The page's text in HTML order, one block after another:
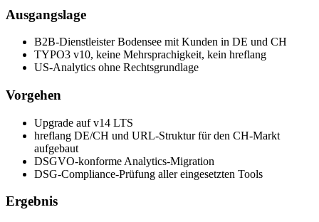
Ausgangslage
B2B-Dienstleister Bodensee mit Kunden in DE und CH
TYPO3 v10, keine Mehrsprachigkeit, kein hreflang
US-Analytics ohne Rechtsgrundlage
Vorgehen
Upgrade auf v14 LTS
hreflang DE/CH und URL-Struktur für den CH-Markt
aufgebaut
DSGVO-konforme Analytics-Migration
DSG-Compliance-Prüfung aller eingesetzten Tools
Ergebnis